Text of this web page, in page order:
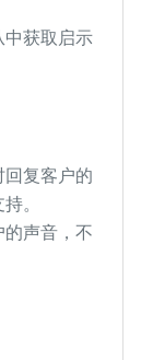
中获取启示
复客户的
。
声音，不